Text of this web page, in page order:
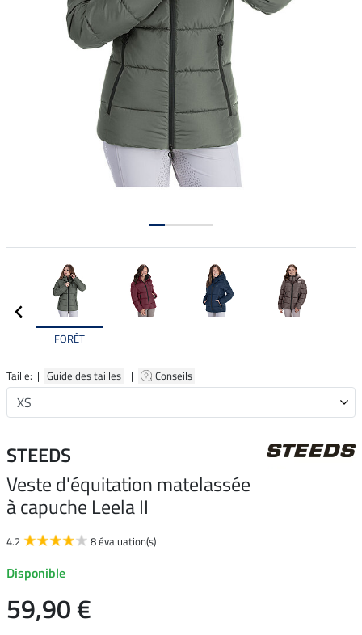
FORÊT
Taille: | Guide des tailles | Conseils
STEEDS
Veste d'équitation matelassée
à capuche Leela II
4.2 8 évaluation(s)
Disponible
59,90 €